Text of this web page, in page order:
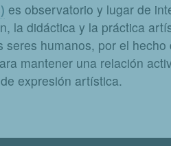
es observatorio y lugar de
la didáctica y la práctica
seres humanos, por el
mantener una relación
expresión artística.